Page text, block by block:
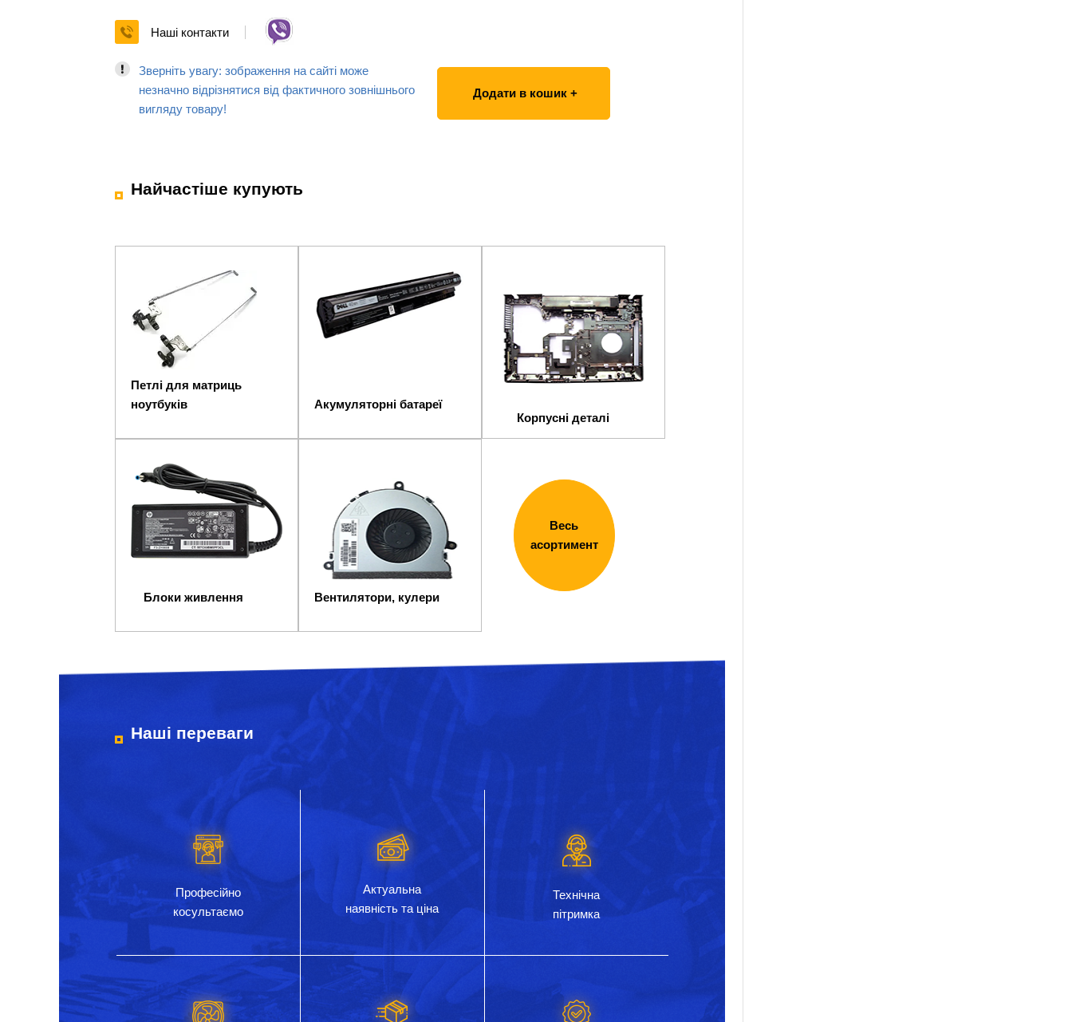
Наші контакти
Зверніть увагу: зображення на сайті може
незначно відрізнятися від фактичного зовнішнього
вигляду товару!
Додати в кошик +
Найчастіше купують
Петлі для матриць
ноутбуків
Акумуляторні батареї
Корпусні деталі
Блоки живлення Вентилятори, кулери
Весь
асортимент
Наші переваги
Професійно
косультаємо
Актуальна
наявність та ціна
Технічна
пітримка